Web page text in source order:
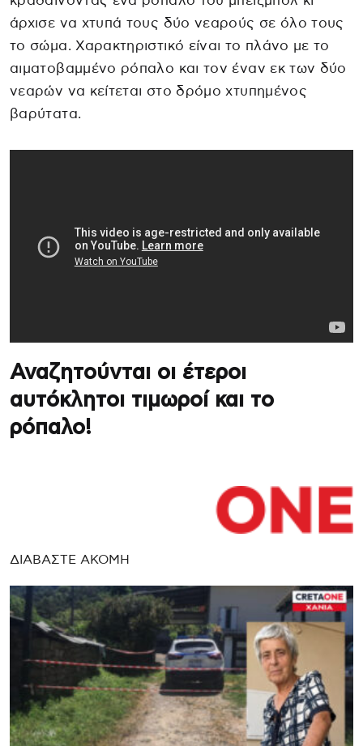
άρχισε να χτυπά τους δύο νεαρούς σε όλο τους
το σώμα. Χαρακτηριστικό είναι το πλάνο με το
αιματοβαμμένο ρόπαλο και τον έναν εκ των δύο
νεαρών να κείτεται στο δρόμο χτυπημένος
βαρύτατα.
Αναζητούνται οι έτεροι
αυτόκλητοι τιμωροί και το
ρόπαλο!
ΔΙΑΒΑΣΤΕ ΑΚΟΜΗ